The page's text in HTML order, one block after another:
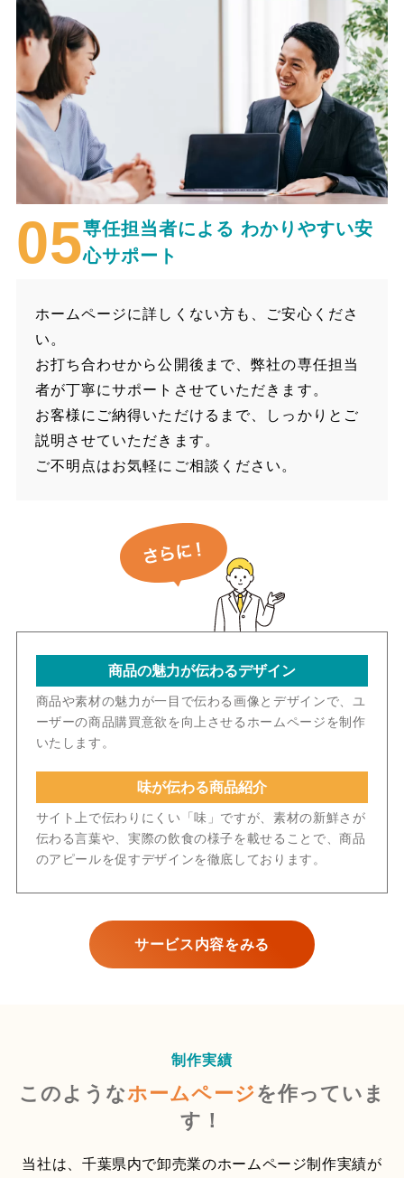
専任担当者による わかりやすい安
心サポート
ホームページに詳しくない方も、ご安心くださ
い。
お打ち合わせから公開後まで、弊社の専任担当
者が丁寧にサポートさせていただきます。
お客様にご納得いただけるまで、しっかりとご
説明させていただきます。
ご不明点はお気軽にご相談ください。
商品の魅力が伝わるデザイン
商品や素材の魅力が一目で伝わる画像とデザインで、ユ
ーザーの商品購買意欲を向上させるホームページを制作
いたします。
味が伝わる商品紹介
サイト上で伝わりにくい「味」ですが、素材の新鮮さが
伝わる言葉や、実際の飲食の様子を載せることで、商品
のアピールを促すデザインを徹底しております。
サービス内容をみる
制作実績
このようなホームページを作っていま
す！
当社は、千葉県内で卸売業のホームページ制作実績が